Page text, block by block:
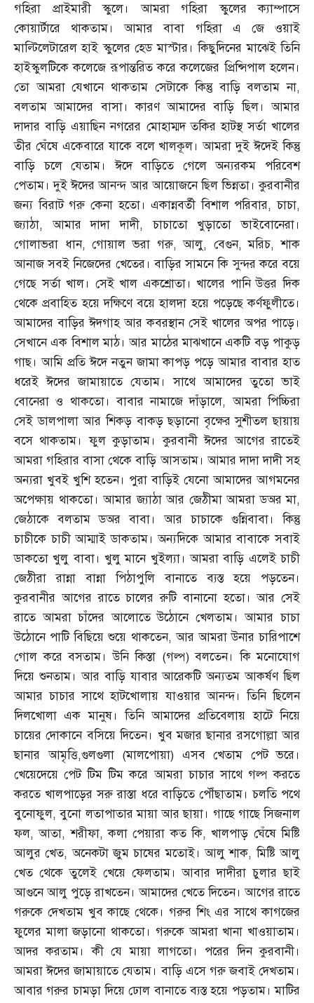
গহিরা প্রাইমারী স্কুলে। আমরা গহিরা স্কুলের ক্যাম্পাসে
কোয়ার্টারে থাকতাম। আমার বাবা গহিরা এ জে ওয়াই
মাল্টিলেটারেল হাই স্কুলের হেড মাস্টার। কিছুদিনের মাঝেই তিনি
হাইস্কুলটিকে কলেজে রূপান্তরিত করে কলেজের প্রিন্সিপাল হলেন।
তো আমরা যেখানে থাকতাম সেটাকে কিন্তু বাড়ি বলতাম না,
বলতাম আমাদের বাসা। কারণ আমাদের বাড়ি ছিল। আমার
দাদার বাড়ি এয়াছিন নগরের মোহাম্মদ তকির হাটস্থ সর্তা খালের
তীর ঘেঁষে একেবারে যাকে বলে খালকূল। আমরা দুই ঈদেই কিন্তু
বাড়ি চলে যেতাম। ঈদে বাড়িতে গেলে অন্যরকম পরিবেশ
পেতাম। দুই ঈদের আনন্দ আর আয়োজনে ছিল ভিন্নতা। কুরবানীর
জন্য বিরাট গরু কেনা হতো। একান্নবর্তী বিশাল পরিবার,চাচা,
জ্যাঠা,আমার দাদা দাদী,চাচাতো খুড়াতো ভাইবোনেরা।
গোলাভরা ধান,গোয়াল ভরা গরু,আলু, বেগুন,মরিচ,শাক
আনাজ সবই নিজেদের খেতের। বাড়ির সামনে কি সুন্দর করে বয়ে
গেছে সর্তা খাল। সেই খাল একশ্রোতা। খালের পানি উত্তর দিক
থেকে প্রবাহিত হয়ে দক্ষিণে বয়ে হালদা হয়ে পড়েছে কর্ণফুলীতে।
আমাদের বাড়ির ঈদগাহ আর কবরস্থান সেই খালের অপর পাড়ে।
সেখানে এক বিশাল মাঠ। আর মাঠের মাঝখানে একটি বড় পাকুড়
গাছ। আমি প্রতি ঈদে নতুন জামা কাপড় পড়ে আমার বাবার হাত
ধরেই ঈদের জামায়াতে যেতাম। সাথে আমাদের তুতো ভাই
বোনেরা ও থাকতো। বাবার নামাজে দাঁড়ালে,আমরা পিচ্চিরা
সেই ডালপালা আর শিকড় বাকড় ছড়ানো বৃক্ষের সুশীতল ছায়ায়
বসে থাকতাম। ফুল কুড়াতাম। কুরবানী ঈদের আগের রাতেই
আমরা গহিরার বাসা থেকে বাড়ি আসতাম। আমার দাদা দাদী সহ
অন্যরা খুবই খুশি হতেন। পুরা বাড়িই যেনো আমাদের আগমনের
অপেক্ষায় থাকতো। আমার জ্যাঠা আর জেঠীমা আমরা ডঅর মা,
জেঠাকে বলতাম ডঅর বাবা। আর চাচাকে গুন্নিবাবা। কিন্তু
চাচীকে চাচী আম্মাই ডাকতাম। অন্যদিকে আমার বাবাকে সবাই
ডাকতো খুলু বাবা। খুলু মানে খুইল্যা। আমরা বাড়ি এলেই চাচী
জেঠীরা রান্না বান্না পিঠাপুলি বানাতে ব্যস্ত হয়ে পড়তেন।
কুরবানীর আগের রাতে চালের রুটি বানানো হতো। আর সেই
রাতে আমরা চাঁদের আলোতে উঠোনে খেলতাম। আমার চাচা
উঠোনে পাটি বিছিয়ে শুয়ে থাকতেন,আর আমরা উনার চারিপাশে
গোল করে বসতাম। উনি কিস্তা (গল্প)বলতেন। কি মনোযোগ
দিয়ে শুনতাম। আর বাড়ি যাবার আরেকটি অন্যতম আকর্ষণ ছিল
আমার চাচার সাথে হাটখোলায় যাওয়ার আনন্দ। তিনি ছিলেন
দিলখোলা এক মানুষ। তিনি আমাদের প্রতিবেলায় হাটে নিয়ে
চায়ের দোকানে বসিয়ে দিতেন। খুব মজার ছানার রসগোল্লা আর
ছানার আমৃত্তি,গুলগুলা (মালপোয়া) এসব খেতাম পেট ভরে।
খেয়েদেয়ে পেট টিম টিম করে আমরা চাচার সাথে গল্প করতে
করতে খালপাড়ের সরু রাস্তা ধরে বাড়িতে পৌঁছাতাম। চলতি পথে
বুনোফুল,বুনো লতাপাতার মায়া আর ছায়া। গাছে গাছে সিজনাল
ফল,আতা,শরীফা,কলা পেয়ারা কত কি,খালপাড় ঘেঁষে মিষ্টি
আলুর খেত,অনেকটা জুম চাষের মতোই। আলু শাক,মিষ্টি আলু
খেত থেকে তুলেই খেয়ে ফেলতাম। আবার দাদীরা চুলার ছাই
আগুনে আলু পুড়ে রাখতেন। আমাদের খেতে দিতেন। আগের রাতে
গরুকে দেখতাম খুব কাছে থেকে। গরুর শিং এর সাথে কাগজের
ফুলের মালা জড়ানো থাকতো। গরুকে আমরা খানা খাওয়াতাম।
আদর করতাম। কী যে মায়া লাগতো। পরের দিন কুরবানী।
আমরা ঈদের জামায়াতে যেতাম। বাড়ি এসে গরু জবাই দেখতাম।
আবার গরুর চামড়া দিয়ে ঢোল বানাতে ব্যস্ত হয়ে পড়তাম। মাটির